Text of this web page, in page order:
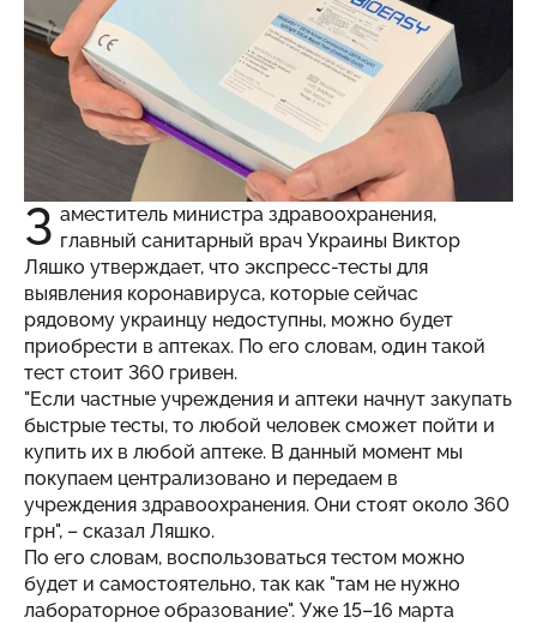
З аместитель министра здравоохранения,
главный санитарный врач Украины Виктор
Ляшко утверждает, что экспресс-тесты для
выявления коронавируса, которые сейчас
рядовому украинцу недоступны, можно будет
приобрести в аптеках. По его словам, один такой
тест стоит 360 гривен.
"Если частные учреждения и аптеки начнут закупать
быстрые тесты, то любой человек сможет пойти и
купить их в любой аптеке. В данный момент мы
покупаем централизовано и передаем в
учреждения здравоохранения. Они стоят около 360
грн", – сказал Ляшко.
По его словам, воспользоваться тестом можно
будет и самостоятельно, так как "там не нужно
лабораторное образование". Уже 15–16 марта